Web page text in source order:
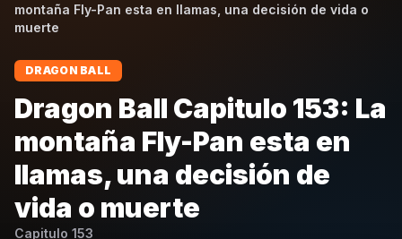
montaña Fly-Pan esta en llamas, una decisión de vida o
muerte
DRAGON BALL
Dragon Ball Capitulo 153: La
montaña Fly-Pan esta en
llamas, una decisión de
vida o muerte
Capitulo 153